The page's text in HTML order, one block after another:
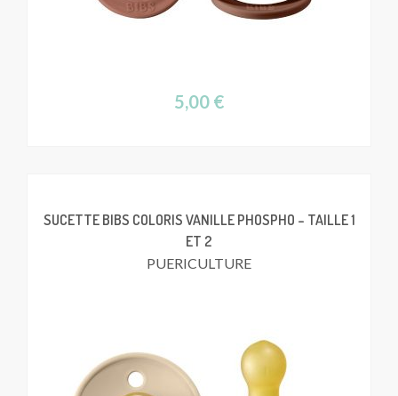
5,00 €
SUCETTE BIBS COLORIS VANILLE PHOSPHO – TAILLE 1
ET 2
PUERICULTURE